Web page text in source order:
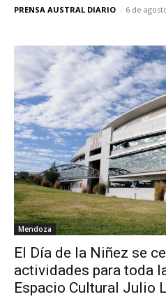
PRENSA AUSTRAL DIARIO - 6 de
Mendoza
El Día de la Niñez se
actividades para toda
Espacio Cultural Julio